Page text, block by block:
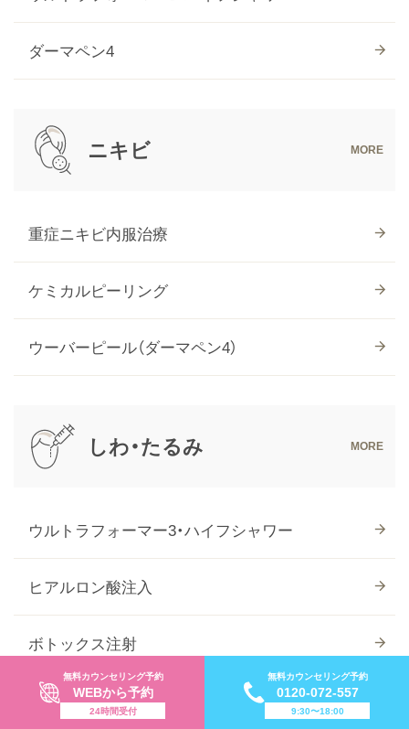
ダーマペン4
ニキビ
重症ニキビ内服治療
ケミカルピーリング
ウーバーピール（ダーマペン4）
しわ・たるみ
ウルトラフォーマー3・ハイフシャワー
ヒアルロン酸注入
ボトックス注射
ボルニューマ
無料カウンセリング予約
WEBから予約
24時間受付
無料カウンセリング予約
0120-072-557
9:30〜18:00